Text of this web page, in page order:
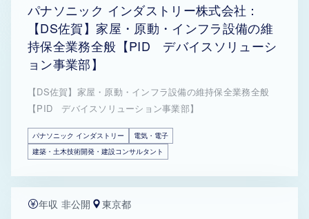
パナソニック インダストリー株式会社：
【DS佐賀】家屋・原動・インフラ設備の維
持保全業務全般【PID デバイスソリューシ
ョン事業部】
【DS佐賀】家屋・原動・インフラ設備の維持保全業務全般
【PID デバイスソリューション事業部】
パナソニック インダストリー
電気・電子
建築・土木技術開発・建設コンサルタント
年収 非公開 東京都